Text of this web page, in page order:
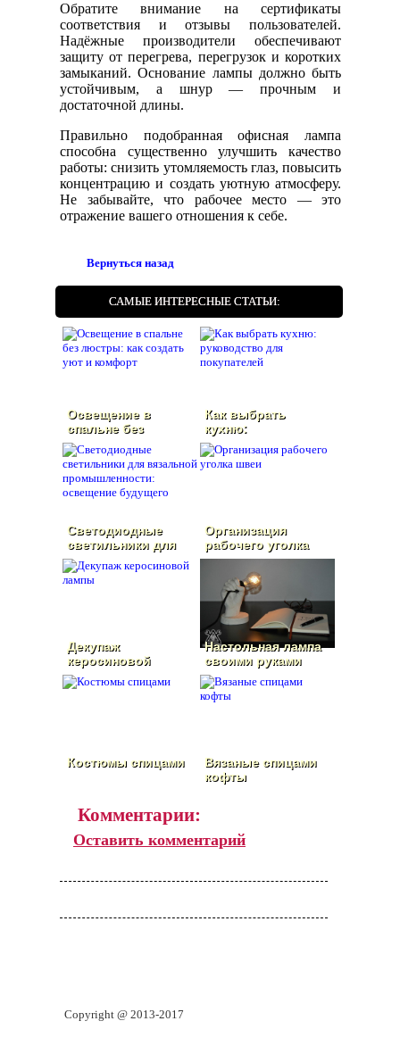
Обратите внимание на сертификаты
соответствия и отзывы пользователей.
Надёжные производители обеспечивают
защиту от перегрева, перегрузок и коротких
замыканий. Основание лампы должно быть
устойчивым, а шнур — прочным и
достаточной длины.
Правильно подобранная офисная лампа
способна существенно улучшить качество
работы: снизить утомляемость глаз, повысить
концентрацию и создать уютную атмосферу.
Не забывайте, что рабочее место — это
отражение вашего отношения к себе.
Вернуться назад
САМЫЕ ИНТЕРЕСНЫЕ СТАТЬИ:
Освещение в
спальне без
люстры: как
создать уют и
комфорт
Как выбрать
кухню:
руководство для
покупателей
Светодиодные
светильники для
вязальной
промышленности:
освещение
Организация
рабочего уголка
швеи
Декупаж
керосиновой
лампы
Настольная лампа
своими руками
Костюмы спицами
Вязаные спицами
кофты
Комментарии:
Оставить комментарий
Copyright @ 2013-2017